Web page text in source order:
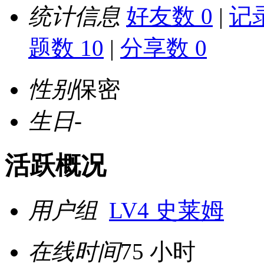
统计信息 好友数 0 | 记
题数 10 | 分享数 0
性别保密
生日-
活跃概况
用户组 LV4 史莱姆
在线时间75 小时